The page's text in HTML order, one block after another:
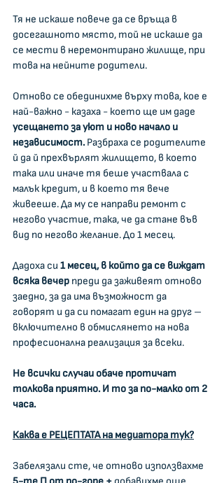
Тя не искаше повече да се връща в
досегашното място, той не искаше да
се мести в неремонтирано жилище, при
това на нейните родители.
Отново се обединихме върху това, кое е
най-важно - казаха - което ще им даде
усещането за уют и ново начало и
независимост. Разбраха се родителите
й да й прехвърлят жилището, в което
така или иначе тя беше участвала с
малък кредит, и в което тя вече
живееше. Да му се направи ремонт с
негово участие, така, че да стане във
вид по негово желание. До 1 месец.
Дадоха си 1 месец, в който да се виждат
всяка вечер преди да заживеят отново
заедно, за да има възможност да
говорят и да си помагат един на друг –
включително в обмислянето на нова
професионална реализация за всеки.
Не всички случаи обаче протичат
толкова приятно. И то за по-малко от 2
часа.
Каква е РЕЦЕПТАТА на медиатора тук?
Забелязали сте, че отново използвахме